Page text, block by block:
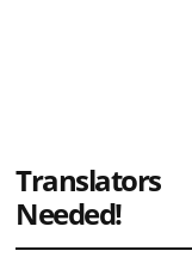
Translators
Needed!